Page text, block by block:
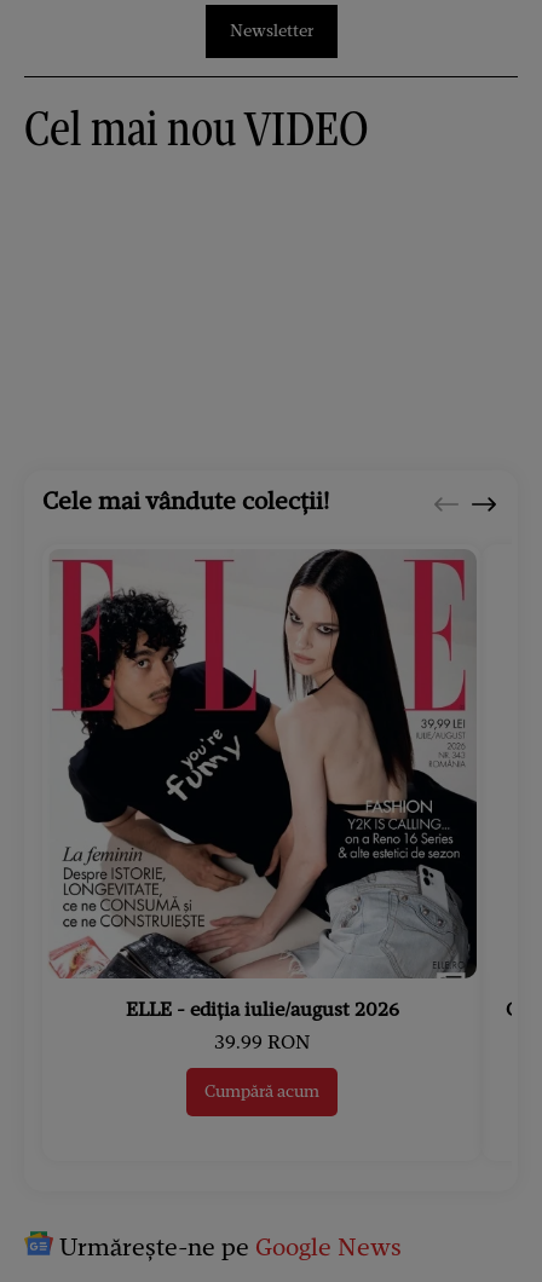
Newsletter
Cel mai nou VIDEO
Cele mai vândute colecții!
ELLE - ediția iulie/august 2026
39.99 RON
Cumpără acum
Urmărește-ne pe Google News